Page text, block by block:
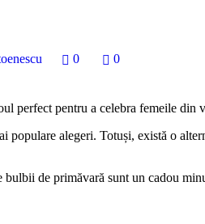
0 0
perfect pentru a celebra femeile din
populare alegeri. Totuși, există o
de primăvară sunt un cadou